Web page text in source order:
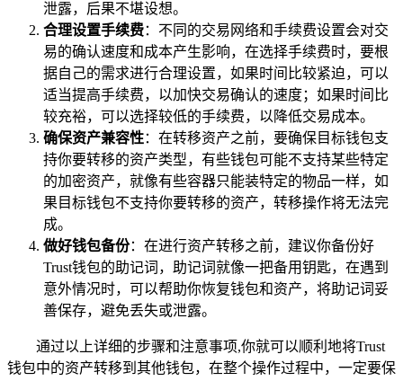
泄露，后果不堪设想。
合理设置手续费：不同的交易网络和手续费设置会对交
易的确认速度和成本产生影响，在选择手续费时，要根
据自己的需求进行合理设置，如果时间比较紧迫，可以
适当提高手续费，以加快交易确认的速度；如果时间比
较充裕，可以选择较低的手续费，以降低交易成本。
确保资产兼容性：在转移资产之前，要确保目标钱包支
持你要转移的资产类型，有些钱包可能不支持某些特定
的加密资产，就像有些容器只能装特定的物品一样，如
果目标钱包不支持你要转移的资产，转移操作将无法完
成。
做好钱包备份：在进行资产转移之前，建议你备份好
Trust钱包的助记词，助记词就像一把备用钥匙，在遇到
意外情况时，可以帮助你恢复钱包和资产，将助记词妥
善保存，避免丢失或泄露。
通过以上详细的步骤和注意事项,你就可以顺利地将Trust
钱包中的资产转移到其他钱包，在整个操作过程中，一定要保